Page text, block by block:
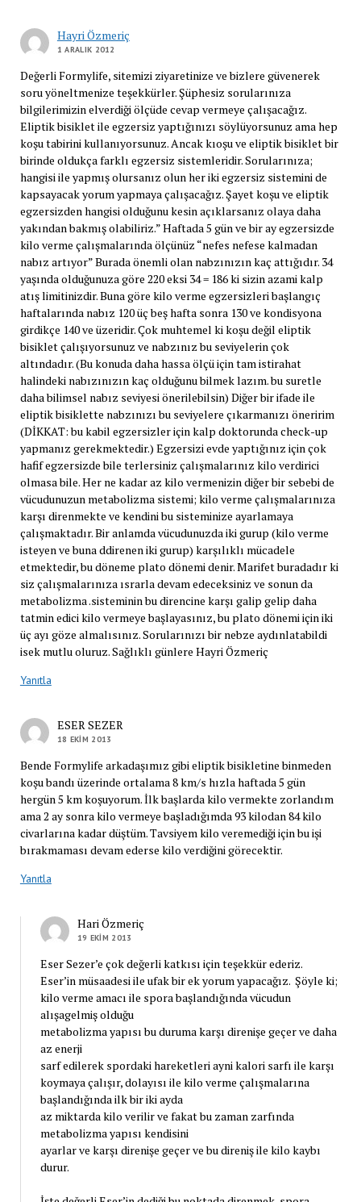
Hayri Özmeriç
1 ARALIK 2012
Değerli Formylife, sitemizi ziyaretinize ve bizlere güvenerek
soru yöneltmenize teşekkürler. Şüphesiz sorularınıza
bilgilerimizin elverdiği ölçüde cevap vermeye çalışacağız.
Eliptik bisiklet ile egzersiz yaptığınızı söylüyorsunuz ama hep
koşu tabirini kullanıyorsunuz. Ancak kıoşu ve eliptik bisiklet bir
birinde oldukça farklı egzersiz sistemleridir. Sorularınıza;
hangisi ile yapmış olursanız olun her iki egzersiz sistemini de
kapsayacak yorum yapmaya çalışacağız. Şayet koşu ve eliptik
egzersizden hangisi olduğunu kesin açıklarsanız olaya daha
yakından bakmış olabiliriz.” Haftada 5 gün ve bir ay egzersizde
kilo verme çalışmalarında ölçünüz “nefes nefese kalmadan
nabız artıyor” Burada önemli olan nabzınızın kaç attığıdır. 34
yaşında olduğunuza göre 220 eksi 34 = 186 ki sizin azami kalp
atış limitinizdir. Buna göre kilo verme egzersizleri başlangıç
haftalarında nabız 120 üç beş hafta sonra 130 ve kondisyona
girdikçe 140 ve üzeridir. Çok muhtemel ki koşu değil eliptik
bisiklet çalışıyorsunuz ve nabzınız bu seviyelerin çok
altındadır. (Bu konuda daha hassa ölçü için tam istirahat
halindeki nabızınızın kaç olduğunu bilmek lazım. bu suretle
daha bilimsel nabız seviyesi önerilebilsin) Diğer bir ifade ile
eliptik bisiklette nabzınızı bu seviyelere çıkarmanızı öneririm
(DİKKAT: bu kabil egzersizler için kalp doktorunda check-up
yapmanız gerekmektedir.) Egzersizi evde yaptığınız için çok
hafif egzersizde bile terlersiniz çalışmalarınız kilo verdirici
olmasa bile. Her ne kadar az kilo vermenizin diğer bir sebebi de
vücudunuzun metabolizma sistemi; kilo verme çalışmalarınıza
karşı direnmekte ve kendini bu sisteminize ayarlamaya
çalışmaktadır. Bir anlamda vücudunuzda iki gurup (kilo verme
isteyen ve buna ddirenen iki gurup) karşılıklı mücadele
etmektedir, bu döneme plato dönemi denir. Marifet buradadır ki
siz çalışmalarınıza ısrarla devam edeceksiniz ve sonun da
metabolizma .sisteminin bu direncine karşı galip gelip daha
tatmin edici kilo vermeye başlayasınız, bu plato dönemi için iki
üç ayı göze almalısınız. Sorularınızı bir nebze aydınlatabildi
isek mutlu oluruz. Sağlıklı günlere Hayri Özmeriç
Yanıtla
ESER SEZER
18 EKIM 2013
Bende Formylife arkadaşımız gibi eliptik bisikletine binmeden
koşu bandı üzerinde ortalama 8 km/s hızla haftada 5 gün
hergün 5 km koşuyorum. İlk başlarda kilo vermekte zorlandım
ama 2 ay sonra kilo vermeye başladığımda 93 kilodan 84 kilo
civarlarına kadar düştüm. Tavsiyem kilo veremediği için bu işi
bırakmaması devam ederse kilo verdiğini görecektir.
Yanıtla
Hari Özmeriç
19 EKIM 2013
Eser Sezer’e çok değerli katkısı için teşekkür ederiz.
Eser’in müsaadesi ile ufak bir ek yorum yapacağız. Şöyle ki;
kilo verme amacı ile spora başlandığında vücudun
alışagelmiş olduğu
metabolizma yapısı bu duruma karşı direnişe geçer ve daha
az enerji
sarf edilerek spordaki hareketleri ayni kalori sarfı ile karşı
koymaya çalışır, dolayısı ile kilo verme çalışmalarına
başlandığında ilk bir iki ayda
az miktarda kilo verilir ve fakat bu zaman zarfında
metabolizma yapısı kendisini
ayarlar ve karşı direnişe geçer ve bu direniş ile kilo kaybı
durur.